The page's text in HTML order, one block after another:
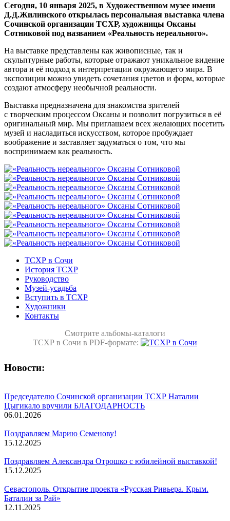
Сегодня, 10 января 2025, в Художественном музее имени
Д.Д.Жилинского открылась персональная выставка члена
Сочинской организации ТСХР, художницы Оксаны
Сотниковой под названием «Реальность нереального».
На выставке представлены как живописные, так и
скульптурные работы, которые отражают уникальное видение
автора и её подход к интерпретации окружающего мира. В
экспозиции можно увидеть сочетания цветов и форм, которые
создают атмосферу необычной реальности.
Выставка предназначена для знакомства зрителей
с творческим процессом Оксаны и позволит погрузиться в её
оригинальный мир. Мы приглашаем всех желающих посетить
музей и насладиться искусством, которое пробуждает
воображение и заставляет задуматься о том, что мы
воспринимаем как реальность.
ТСХР в Сочи
История ТСХР
Руководство
Музей-усадьба
Вступить в ТСХР
Художники
Контакты
Смотрите альбомы-каталоги
ТСХР в Сочи в PDF-формате:
Новости:
Председателю Сочинской организации ТСХР Наталии
Цыгикало вручили БЛАГОДАРНОСТЬ
06.01.2026
Поздравляем Марию Семенову!
15.12.2025
Поздравляем Александра Отрошко с юбилейной выставкой!
15.12.2025
Севастополь. Открытие проекта «Русская Ривьера. Крым.
Баталии за Рай»
12.11.2025